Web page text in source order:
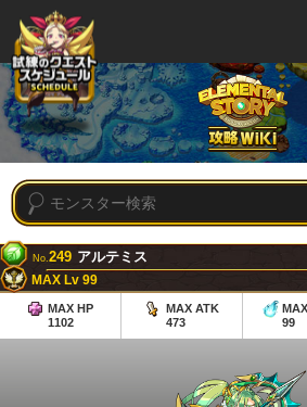
No.249 アルテミス
MAX Lv 99
MAX HP
1102
MAX ATK
473
99